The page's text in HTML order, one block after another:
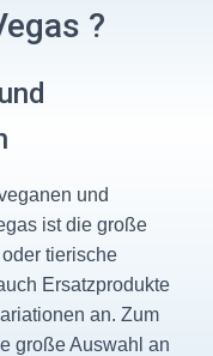
?
und
ist die große
tierische
Ersatzprodukte
an. Zum
große Auswahl an